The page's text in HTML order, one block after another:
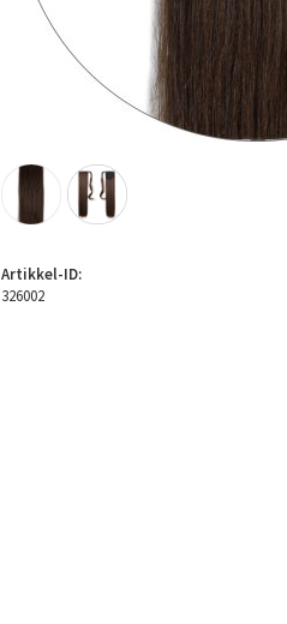
Artikkel-ID:
326002